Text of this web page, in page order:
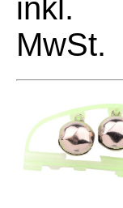
inkl.
MwSt.